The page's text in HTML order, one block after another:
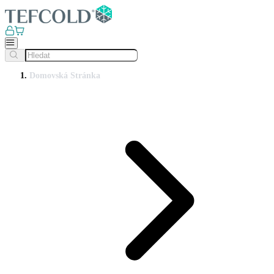
Domovská Stránka